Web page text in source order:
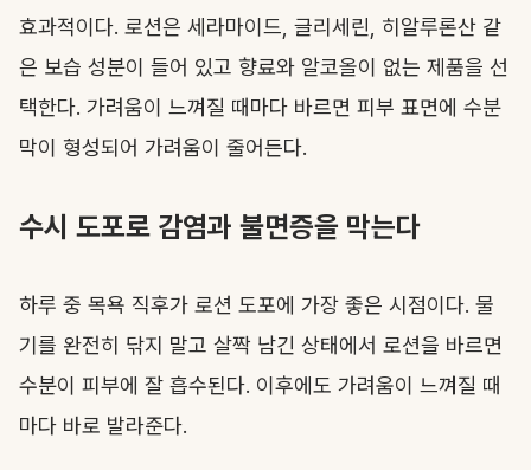
효과적이다. 로션은 세라마이드, 글리세린, 히알루론산 같
은 보습 성분이 들어 있고 향료와 알코올이 없는 제품을 선
택한다. 가려움이 느껴질 때마다 바르면 피부 표면에 수분
막이 형성되어 가려움이 줄어든다.
수시 도포로 감염과 불면증을 막는다
하루 중 목욕 직후가 로션 도포에 가장 좋은 시점이다. 물
기를 완전히 닦지 말고 살짝 남긴 상태에서 로션을 바르면
수분이 피부에 잘 흡수된다. 이후에도 가려움이 느껴질 때
마다 바로 발라준다.